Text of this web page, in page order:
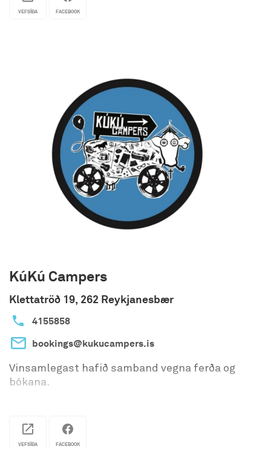
questions arise.
We aim to provide our customers with
outstanding service and all equipment needed
for camping, all year long!
VEFSÍÐA FACEBOOK
KúKú Campers
Klettatröð 19, 262 Reykjanesbær
4155858
bookings@kukucampers.is
Vinsamlegast hafið samband vegna ferða og
bókana.
VEFSÍÐA FACEBOOK